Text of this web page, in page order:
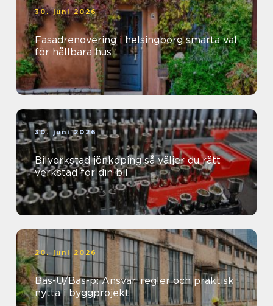
30. juni 2026
Fasadrenovering i helsingborg smarta val
för hållbara hus
30. juni 2026
Bilverkstad jönköping så väljer du rätt
verkstad för din bil
20. juni 2026
Bas-U/Bas-p: Ansvar, regler och praktisk
nytta i byggprojekt